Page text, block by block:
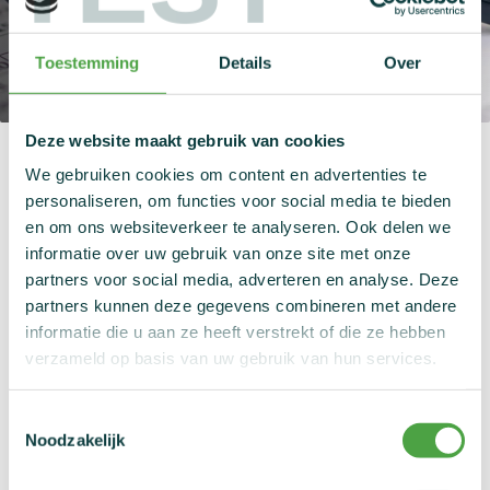
Toestemming Details Over
Deze website maakt gebruik van cookies
We gebruiken cookies om content en advertenties te
personaliseren, om functies voor social media te bieden
en om ons websiteverkeer te analyseren. Ook delen we
informatie over uw gebruik van onze site met onze
partners voor social media, adverteren en analyse. Deze
partners kunnen deze gegevens combineren met andere
informatie die u aan ze heeft verstrekt of die ze hebben
verzameld op basis van uw gebruik van hun services.
Noodzakelijk
Op deze pagina
Lees het Antidopingdecreet
Lees het uitvoeringsbesluit van het
Antidopingdecreet
Lijst